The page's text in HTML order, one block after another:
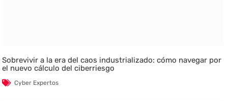
Sobrevivir a la era del caos industrializado: cómo navegar por
el nuevo cálculo del ciberriesgo
Cyber Expertos